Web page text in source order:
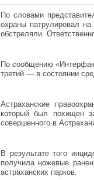
По словами
охраны патрулировал
обстреляли.
По сообщению
третий — в состоянии
Астраханские
который был похищен
совершенного в
В результате того
получила ножевые
астраханских парков.